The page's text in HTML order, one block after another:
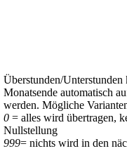
Überstunden/Unterstunden
Monatsende automatisch
werden. Mögliche
0 = alles wird übertragen,
Nullstellung
999= nichts wird in den